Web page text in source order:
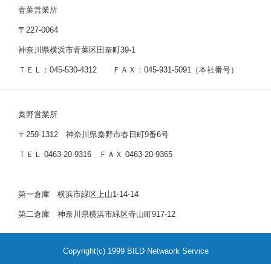
青葉営業所
〒227-0064
神奈川県横浜市青葉区田奈町39-1
ＴＥＬ：045-530-4312 ＦＡＸ：045-931-5091（本社番号）
秦野営業所
〒259-1312 神奈川県秦野市春日町9番6号
ＴＥＬ 0463-20-9316 ＦＡＸ 0463-20-9365
第一倉庫 横浜市緑区上山1-14-14
第二倉庫 神奈川県横浜市緑区寺山町917-12
Copyright(c) 1999 BILD Netwaork Service